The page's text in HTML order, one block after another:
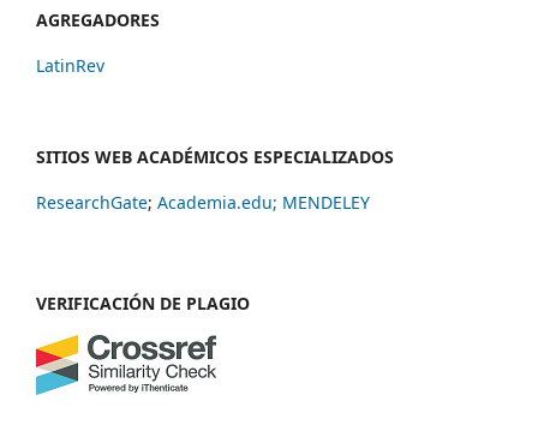
AGREGADORES
LatinRev
SITIOS WEB ACADÉMICOS ESPECIALIZADOS
ResearchGate; Academia.edu; MENDELEY
VERIFICACIÓN DE PLAGIO